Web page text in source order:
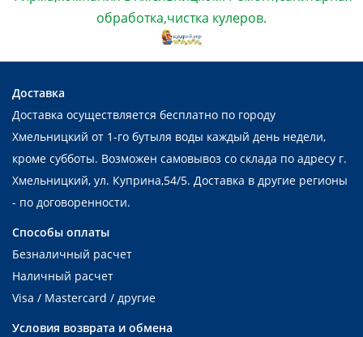
обработка,чистка кулеров.
Доставка
Доставка осуществляется бесплатно по городу
Хмельницкий от 1-го бутыля воды каждый день недели,
кроме субботы. Возможен самовывоз со склада по адресу г.
Хмельницкий, ул. Куприна,54/5. Доставка в другие регионы
- по договоренности.
Способы оплаты
Безналичный расчет
Наличный расчет
Visa / Mastercard / другие
Условия возврата и обмена